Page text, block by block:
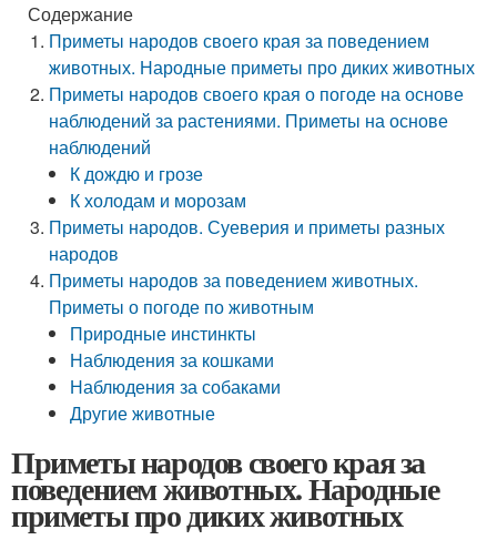
Содержание
Приметы народов своего края за поведением
животных. Народные приметы про диких животных
Приметы народов своего края о погоде на основе
наблюдений за растениями. Приметы на основе
наблюдений
К дождю и грозе
К холодам и морозам
Приметы народов. Суеверия и приметы разных
народов
Приметы народов за поведением животных.
Приметы о погоде по животным
Природные инстинкты
Наблюдения за кошками
Наблюдения за собаками
Другие животные
Приметы народов своего края за
поведением животных. Народные
приметы про диких животных